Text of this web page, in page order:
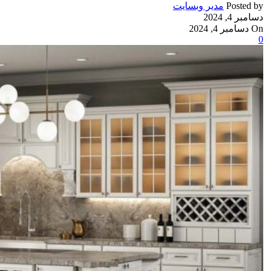
Posted by مدیر وبسایت
دسامبر 4, 2024
On دسامبر 4, 2024
0